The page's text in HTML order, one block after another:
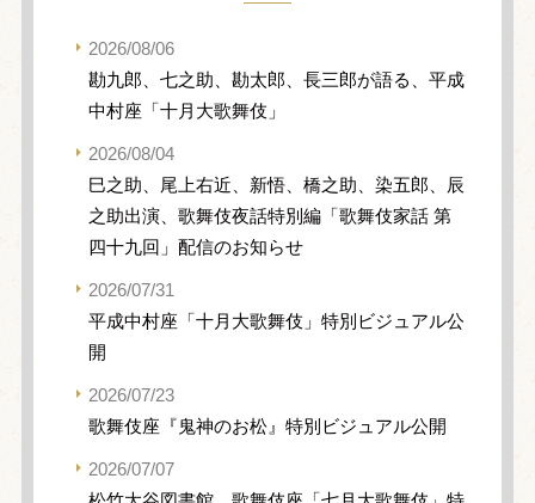
2026/08/06
勘九郎、七之助、勘太郎、長三郎が語る、平成
中村座「十月大歌舞伎」
2026/08/04
巳之助、尾上右近、新悟、橋之助、染五郎、辰
之助出演、歌舞伎夜話特別編「歌舞伎家話 第
四十九回」配信のお知らせ
2026/07/31
平成中村座「十月大歌舞伎」特別ビジュアル公
開
2026/07/23
歌舞伎座『鬼神のお松』特別ビジュアル公開
2026/07/07